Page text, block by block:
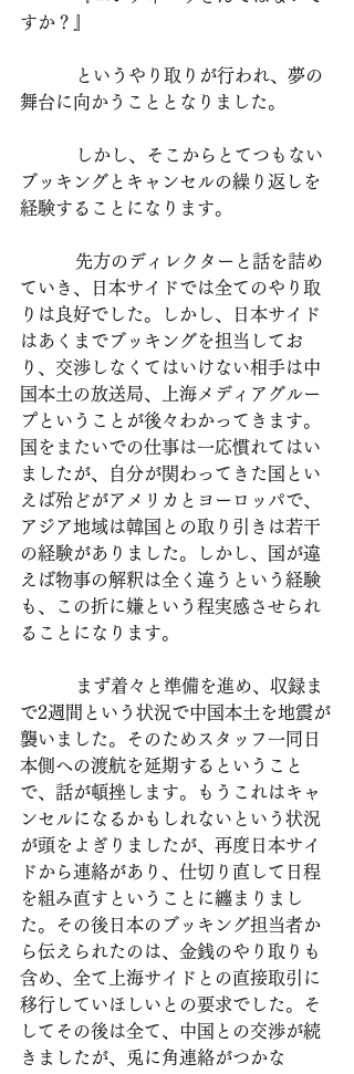
すか？』
舞台に向かうこととなりました。
ブッキングとキャンセルの繰り返しを
経験することになります。
ていき、日本サイドでは全てのやり取
りは良好でした。しかし、日本サイド
はあくまでブッキングを担当してお
り、交渉しなくてはいけない相手は中
国本土の放送局、上海メディアグルー
プということが後々わかってきます。
国をまたいでの仕事は一応慣れてはい
ましたが、自分が関わってきた国とい
えば殆どがアメリカとヨーロッパで、
アジア地域は韓国との取り引きは若干
の経験がありました。しかし、国が違
えば物事の解釈は全く違うという経験
も、この折に嫌という程実感させられ
ることになります。
で2週間という状況で中国本土を地震が
襲いました。そのためスタッフ一同日
本側への渡航を延期するということ
で、話が頓挫します。もうこれはキャ
ンセルになるかもしれないという状況
が頭をよぎりましたが、再度日本サイ
ドから連絡があり、仕切り直して日程
を組み直すということに纏まりまし
た。その後日本のブッキング担当者か
ら伝えられたのは、金銭のやり取りも
含め、全て上海サイドとの直接取引に
移行していほしいとの要求でした。そ
してその後は全て、中国との交渉が続
きましたが、兎に角連絡がつかな